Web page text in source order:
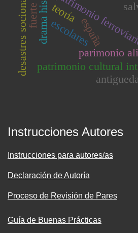
escolares
parimonio
patrimonio
patrimonio cultural
españa
teoría
Instrucciones Autores
Instrucciones para autores/as
Declaración de Autoría
Proceso de Revisión de Pares
Guía de Buenas Prácticas